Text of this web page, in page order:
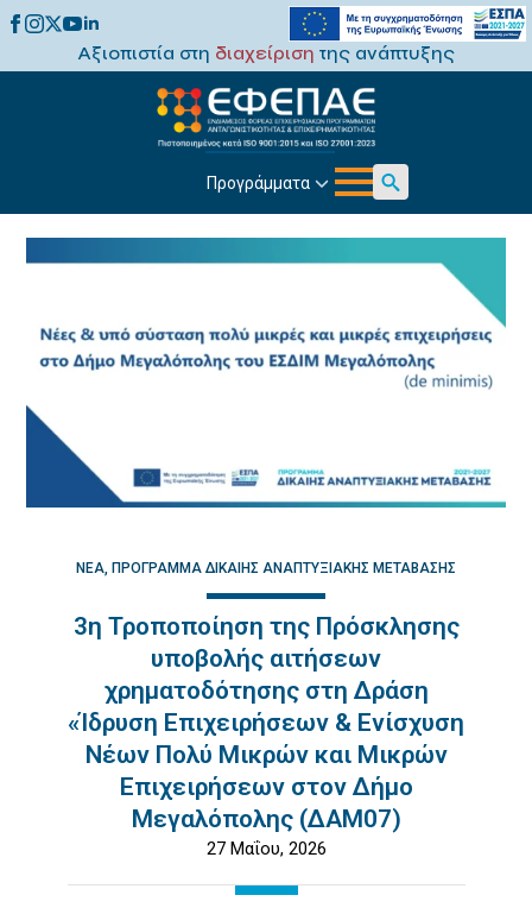
Αξιοπιστία στη διαχείριση της ανάπτυξης
Προγράμματα
Search
for:
ΝΈΑ ΠΡΌΓΡΑΜΜΑ ΔΊΚΑΙΗΣ ΑΝΑΠΤΥΞΙΑΚΉΣ ΜΕΤΆΒΑΣΗΣ
3η Τροποποίηση της Πρόσκλησης
υποβολής αιτήσεων
χρηματοδότησης στη Δράση
«Ίδρυση Επιχειρήσεων & Ενίσχυση
Νέων Πολύ Μικρών και Μικρών
Επιχειρήσεων στον Δήμο
Μεγαλόπολης (ΔΑΜ07)
27 Μαΐου, 2026